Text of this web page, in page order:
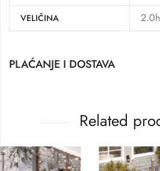
VELIČINA
PLAĆANJE I DOSTAVA
Related